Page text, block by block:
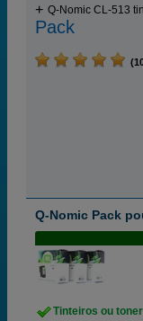
Q-Nomic CL-513
Pack
Q-Nomic Pack
Tinteiros ou